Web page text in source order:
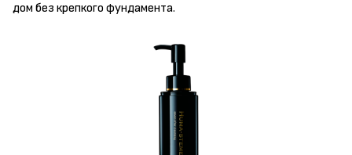
дом без крепкого фундамента.